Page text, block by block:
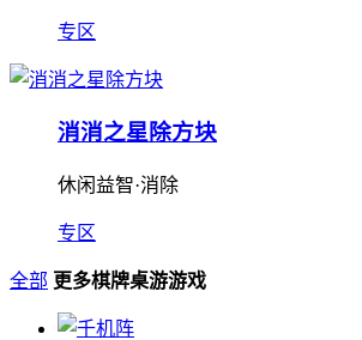
专区
消消之星除方块
休闲益智·消除
专区
全部 更多棋牌桌游游戏